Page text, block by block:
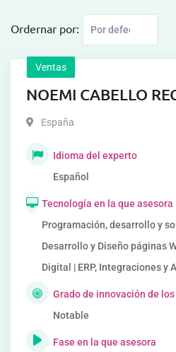
Ordernar por:
Ventas
NOEMI CABELLO
España
Idioma del experto
Español
Tecnología en la que asesora
Programación, desarrollo y
Desarrollo y Diseño páginas
Digital | ERP, Integraciones y
Grado de innovación de
Notable
Fase en la que asesora